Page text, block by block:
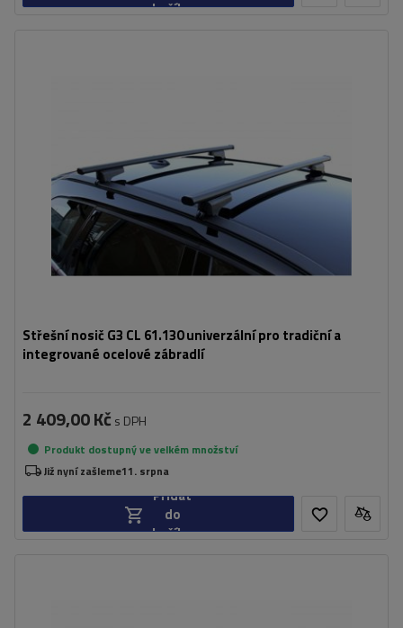
košíku
Střešní nosič G3 CL 61.130 univerzální pro tradiční a
integrované ocelové zábradlí
2 409,00 Kč s DPH
Produkt dostupný ve velkém množství
Již nyní zašleme11. srpna
Přidat
do
košíku